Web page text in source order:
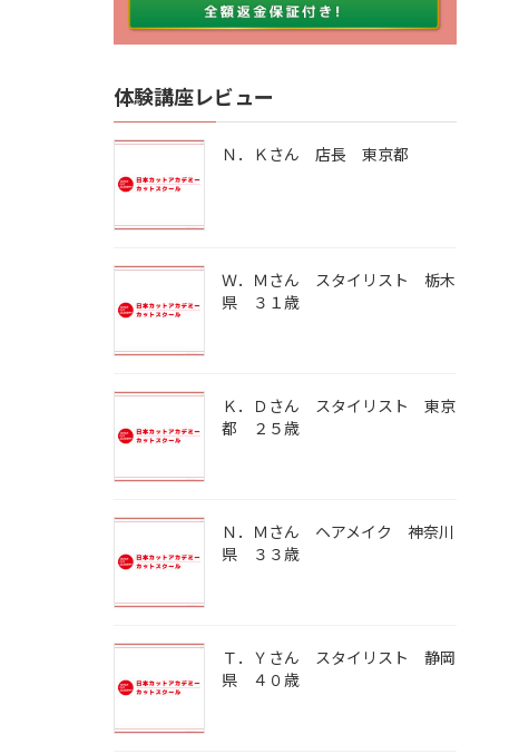
体験講座レビュー
Ｎ．Ｋさん 店長 東京都
Ｗ．Ｍさん スタイリスト 栃木
県 ３１歳
Ｋ．Ｄさん スタイリスト 東京
都 ２５歳
Ｎ．Ｍさん ヘアメイク 神奈川
県 ３３歳
Ｔ．Ｙさん スタイリスト 静岡
県 ４０歳